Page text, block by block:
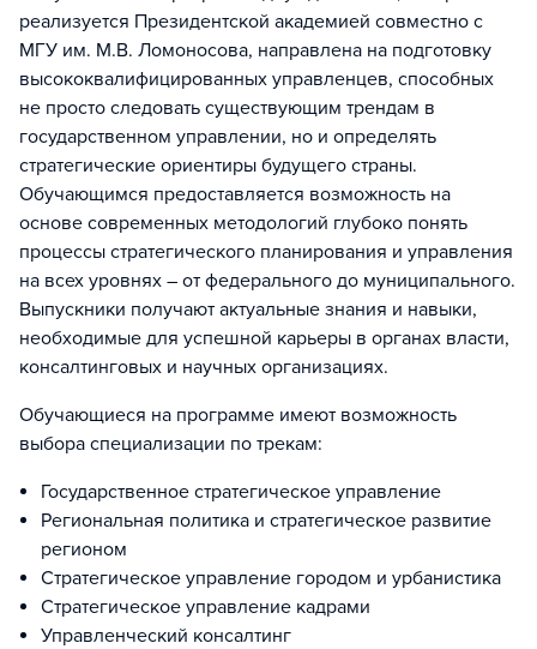
реализуется Президентской академией совместно с
МГУ им. М.В. Ломоносова, направлена на подготовку
высококвалифицированных управленцев, способных
не просто следовать существующим трендам в
государственном управлении, но и определять
стратегические ориентиры будущего страны.
Обучающимся предоставляется возможность на
основе современных методологий глубоко понять
процессы стратегического планирования и управления
на всех уровнях – от федерального до муниципального.
Выпускники получают актуальные знания и навыки,
необходимые для успешной карьеры в органах власти,
консалтинговых и научных организациях.
Обучающиеся на программе имеют возможность
выбора специализации по трекам:
Государственное стратегическое управление
Региональная политика и стратегическое развитие
регионом
Стратегическое управление городом и урбанистика
Стратегическое управление кадрами
Управленческий консалтинг